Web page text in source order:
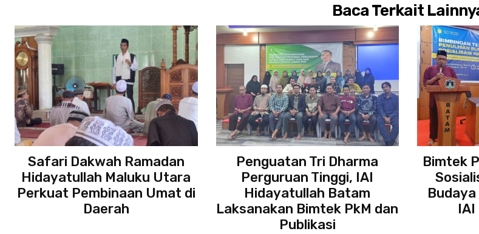
Baca Terkait
Safari Dakwah Ramadan
Hidayatullah Maluku Utara
Perkuat Pembinaan Umat di
Daerah
Penguatan Tri Dharma
Perguruan Tinggi, IAI
Hidayatullah Batam
Laksanakan Bimtek PkM dan
Publikasi
Bimtek